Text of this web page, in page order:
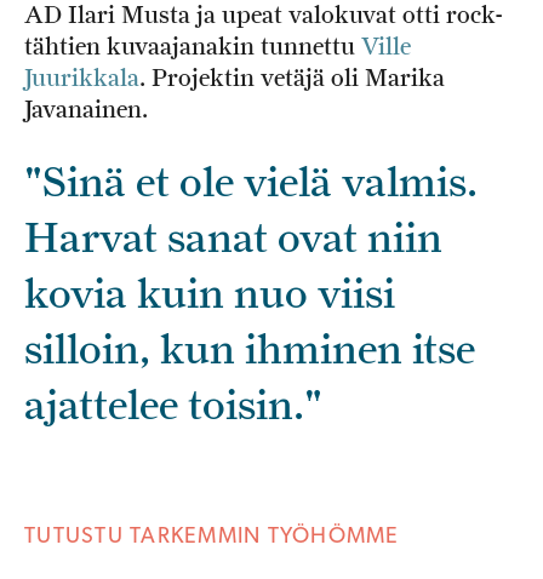
AD Ilari Musta ja upeat valokuvat otti rock-
tähtien kuvaajanakin tunnettu Ville
Juurikkala. Projektin vetäjä oli Marika
Javanainen.
"Sinä et ole vielä valmis.
Harvat sanat ovat niin
kovia kuin nuo viisi
silloin, kun ihminen itse
ajattelee toisin."
TUTUSTU TARKEMMIN TYÖHÖMME